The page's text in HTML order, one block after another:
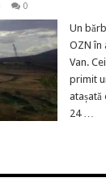
0
Un
OZN în
Van.
primit
atașată
24 …